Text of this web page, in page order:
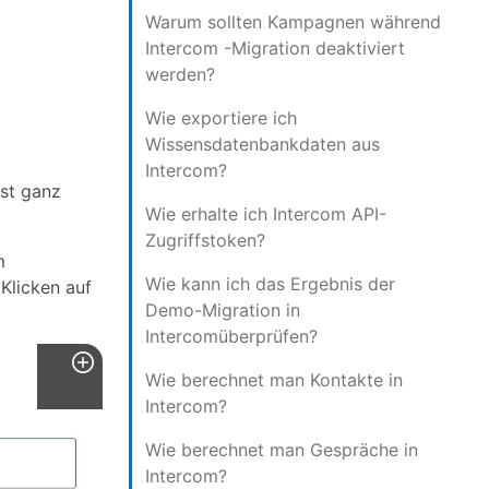
ganz
auf
Warum sollten Kampagnen während
Intercom -Migration deaktiviert
werden?
Wie exportiere ich
Wissensdatenbankdaten aus
Intercom?
Wie erhalte ich Intercom API-
Zugriffstoken?
Wie kann ich das Ergebnis der
Demo-Migration in
Intercomüberprüfen?
Wie berechnet man Kontakte in
Intercom?
Wie berechnet man Gespräche in
Intercom?